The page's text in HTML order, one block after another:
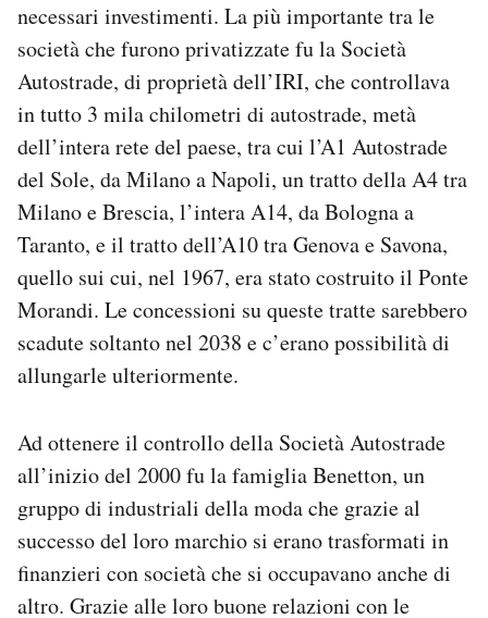
necessari investimenti. La più importante tra le
società che furono privatizzate fu la Società
Autostrade, di proprietà dell’IRI, che controllava
in tutto 3 mila chilometri di autostrade, metà
dell’intera rete del paese, tra cui l’A1 Autostrade
del Sole, da Milano a Napoli, un tratto della A4 tra
Milano e Brescia, l’intera A14, da Bologna a
Taranto, e il tratto dell’A10 tra Genova e Savona,
quello sui cui, nel 1967, era stato costruito il Ponte
Morandi. Le concessioni su queste tratte sarebbero
scadute soltanto nel 2038 e c’erano possibilità di
allungarle ulteriormente.
Ad ottenere il controllo della Società Autostrade
all’inizio del 2000 fu la famiglia Benetton, un
gruppo di industriali della moda che grazie al
successo del loro marchio si erano trasformati in
finanzieri con società che si occupavano anche di
altro. Grazie alle loro buone relazioni con le